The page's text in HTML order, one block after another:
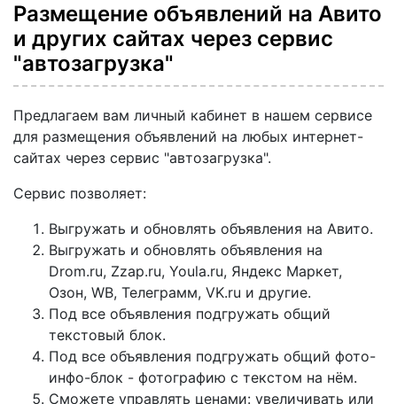
Размещение объявлений на Авито
и других сайтах через сервис
"автозагрузка"
Предлагаем вам личный кабинет в нашем сервисе
для размещения объявлений на любых интернет-
сайтах через сервис "автозагрузка".
Сервис позволяет:
Выгружать и обновлять объявления на Авито.
Выгружать и обновлять объявления на
Drom.ru, Zzap.ru, Youla.ru, Яндекс Маркет,
Озон, WB, Телеграмм, VK.ru и другие.
Под все объявления подгружать общий
текстовый блок.
Под все объявления подгружать общий фото-
инфо-блок - фотографию с текстом на нём.
Сможете управлять ценами: увеличивать или